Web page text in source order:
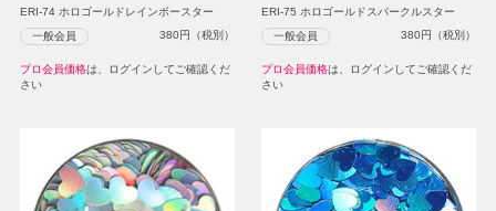
ERI-74 ホロゴールドレインボースター
一般会員 380円（税別）
プロ会員価格は、ログインしてご確認くだ
さい
ERI-75 ホロゴールドスパークルスター
一般会員 380円（税別）
プロ会員価格は、ログインしてご確認くだ
さい